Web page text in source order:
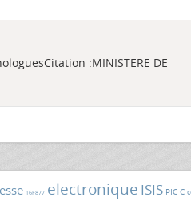
:MINISTERE DE
16F877 electronique ISIS PIC C